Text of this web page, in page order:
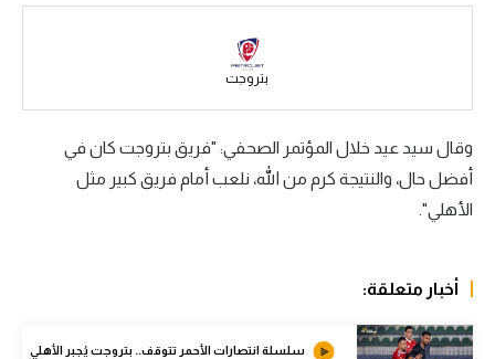
رياضات أخرى
أمم إفريقيا
كرة سلة
كرة يد
بتروجت
وقال سيد عيد خلال المؤتمر الصحفي: "فريق بتروجت كان في
أفضل حال، والنتيجة كرم من الله، نلعب أمام فريق كبير مثل
الأهلي".
أخبار متعلقة:
سلسلة انتصارات الأحمر تتوقف.. بتروجت يُجبر الأهلي